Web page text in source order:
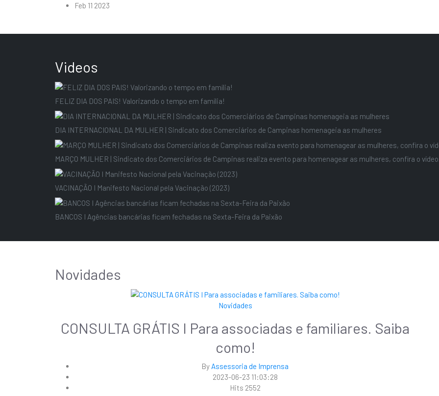
Feb 11 2023
Videos
FELIZ DIA DOS PAIS! Valorizando o tempo em família!
DIA INTERNACIONAL DA MULHER | Sindicato dos Comerciários de Campinas homenageia as mulheres
MARÇO MULHER | Sindicato dos Comerciários de Campinas realiza evento para homenagear as mulheres, confira o vídeo.
VACINAÇÃO I Manifesto Nacional pela Vacinação (2023)
BANCOS I Agências bancárias ficam fechadas na Sexta-Feira da Paixão
Novidades
Novidades
CONSULTA GRÁTIS I Para associadas e familiares. Saiba
como!
By Assessoria de Imprensa
2023-06-23 11:03:28
Hits 2552